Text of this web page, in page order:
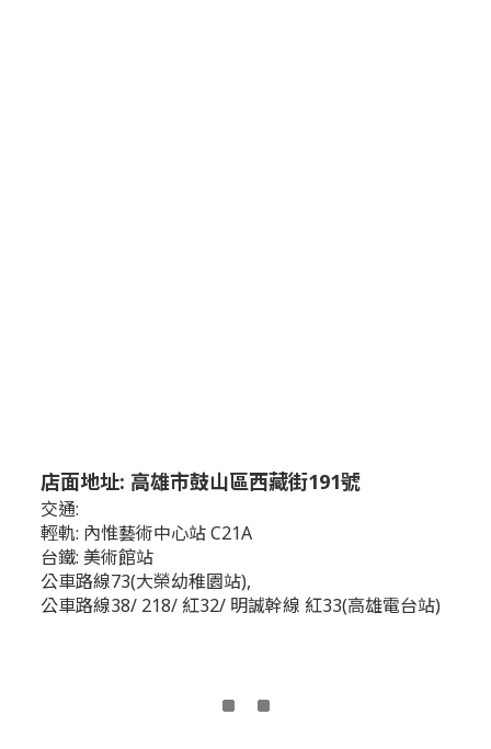
店面地址: 高雄市鼓山區西藏街191號
交通:
輕軌: 內惟藝術中心站 C21A
台鐵: 美術館站
公車路線73(大榮幼稚園站),
公車路線38/ 218/ 紅32/ 明誠幹線 紅33(高雄電台站)